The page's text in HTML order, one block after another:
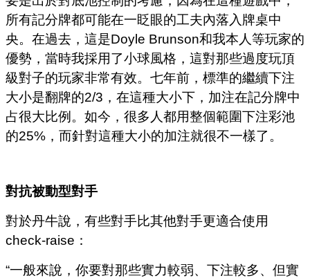
所有記分牌都可能在一眨眼的工夫內落入牌桌中
央。在過去，這是Doyle Brunson和我本人等玩家的
優勢，當時我採用了小球風格，這對那些過度玩頂
級對子的玩家非常有效。七年前，標準的繼續下注
大小是翻牌的2/3，在這種大小下，加注在記分牌中
占很大比例。如今，很多人都用整個範圍下注彩池
的25%，而針對這種大小的加注就很不一樣了。
對抗被動型對手
對於丹牛說，有些對手比其他對手更適合使用
check-raise：
“一般來說，你要對那些實力較弱、下注較多、但實